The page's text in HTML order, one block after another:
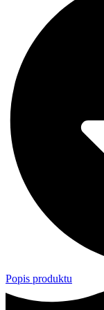
Popis produktu